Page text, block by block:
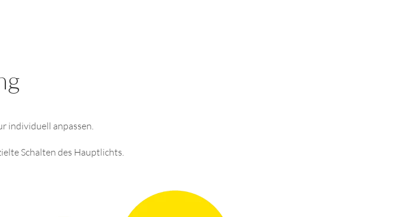
individuell anpassen.
Schalten des Hauptlichts.